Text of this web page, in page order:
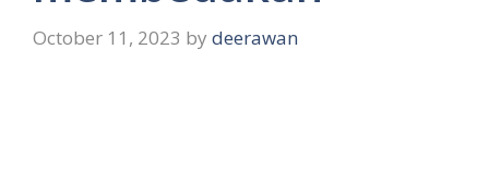
October 11, 2023 by deerawan